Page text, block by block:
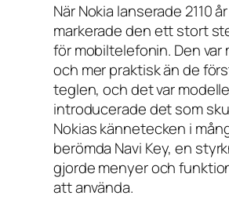
När Nokia lanserade 2110
markerade den ett stort
för mobiltelefonin. Den var
och mer praktisk än de
teglen, och det var
introducerade det som
Nokias kännetecken i
berömda Navi Key, en
gjorde menyer och
att använda.